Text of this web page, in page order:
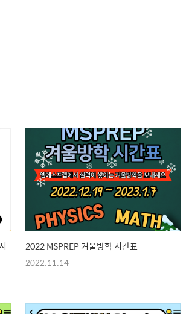
2022 MSPREP 겨울방학 시간표
2022.11.14